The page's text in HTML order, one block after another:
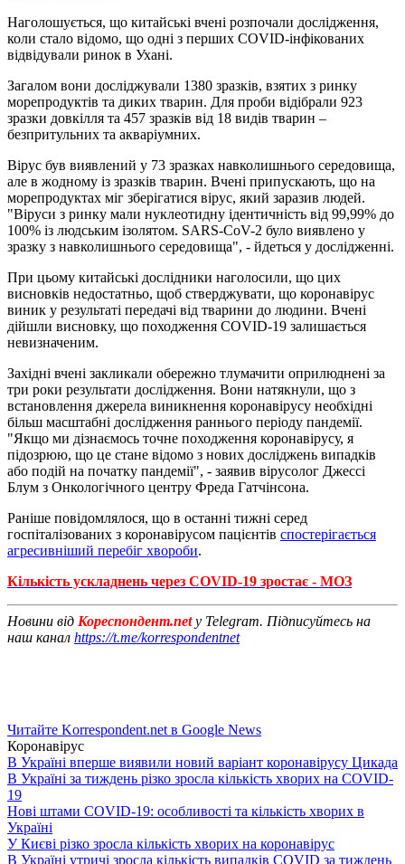
Наголошується, що китайські вчені розпочали дослідження,
коли стало відомо, що одні з перших COVID-інфікованих
відвідували ринок в Ухані.
Загалом вони досліджували 1380 зразків, взятих з ринку
морепродуктів та диких тварин. Для проби відібрали 923
зразки довкілля та 457 зразків від 18 видів тварин –
безпритульних та акваріумних.
Вірус був виявлений у 73 зразках навколишнього середовища,
але в жодному із зразків тварин. Вчені припускають, що на
морепродуктах міг зберігатися вірус, який заразив людей.
"Віруси з ринку мали нуклеотидну ідентичність від 99,99% до
100% із людським ізолятом. SARS-CoV-2 було виявлено у
зразку з навколишнього середовища", - йдеться у дослідженні.
При цьому китайські дослідники наголосили, що цих
висновків недостатньо, щоб стверджувати, що коронавірус
виник у результаті передачі від тварини до людини. Вчені
дійшли висновку, що походження COVID-19 залишається
невизначеним.
Західні вчені закликали обережно тлумачити оприлюднені за
три роки результати дослідження. Вони натякнули, що з
встановлення джерела виникнення коронавірусу необхідні
більш масштабні дослідження раннього періоду пандемії.
"Якщо ми дізнаємось точне походження коронавірусу, я
підозрюю, що це стане відомо з нових досліджень випадків
або подій на початку пандемії", - заявив вірусолог Джессі
Блум з Онкологічного центру Фреда Гатчінсона.
Раніше повідомлялося, що в останні тижні серед
госпіталізованих з коронавірусом пацієнтів спостерігається
агресивніший перебіг хвороби.
Кількість ускладнень через COVID-19 зростає - МОЗ
Новини від Кореспондент.netу Telegram. Підписуйтесь на
наш канал https://t.me/korrespondentnet
Читайте Korrespondent.net в Google News
Коронавірус
В Україні вперше виявили новий варіант коронавірусу Цикада
В Україні за тиждень різко зросла кількість хворих на COVID-
19
Нові штами COVID-19: особливості та кількість хворих в
Україні
У Києві різко зросла кількість хворих на коронавірус
В Україні утричі зросла кількість випадків COVID за тиждень